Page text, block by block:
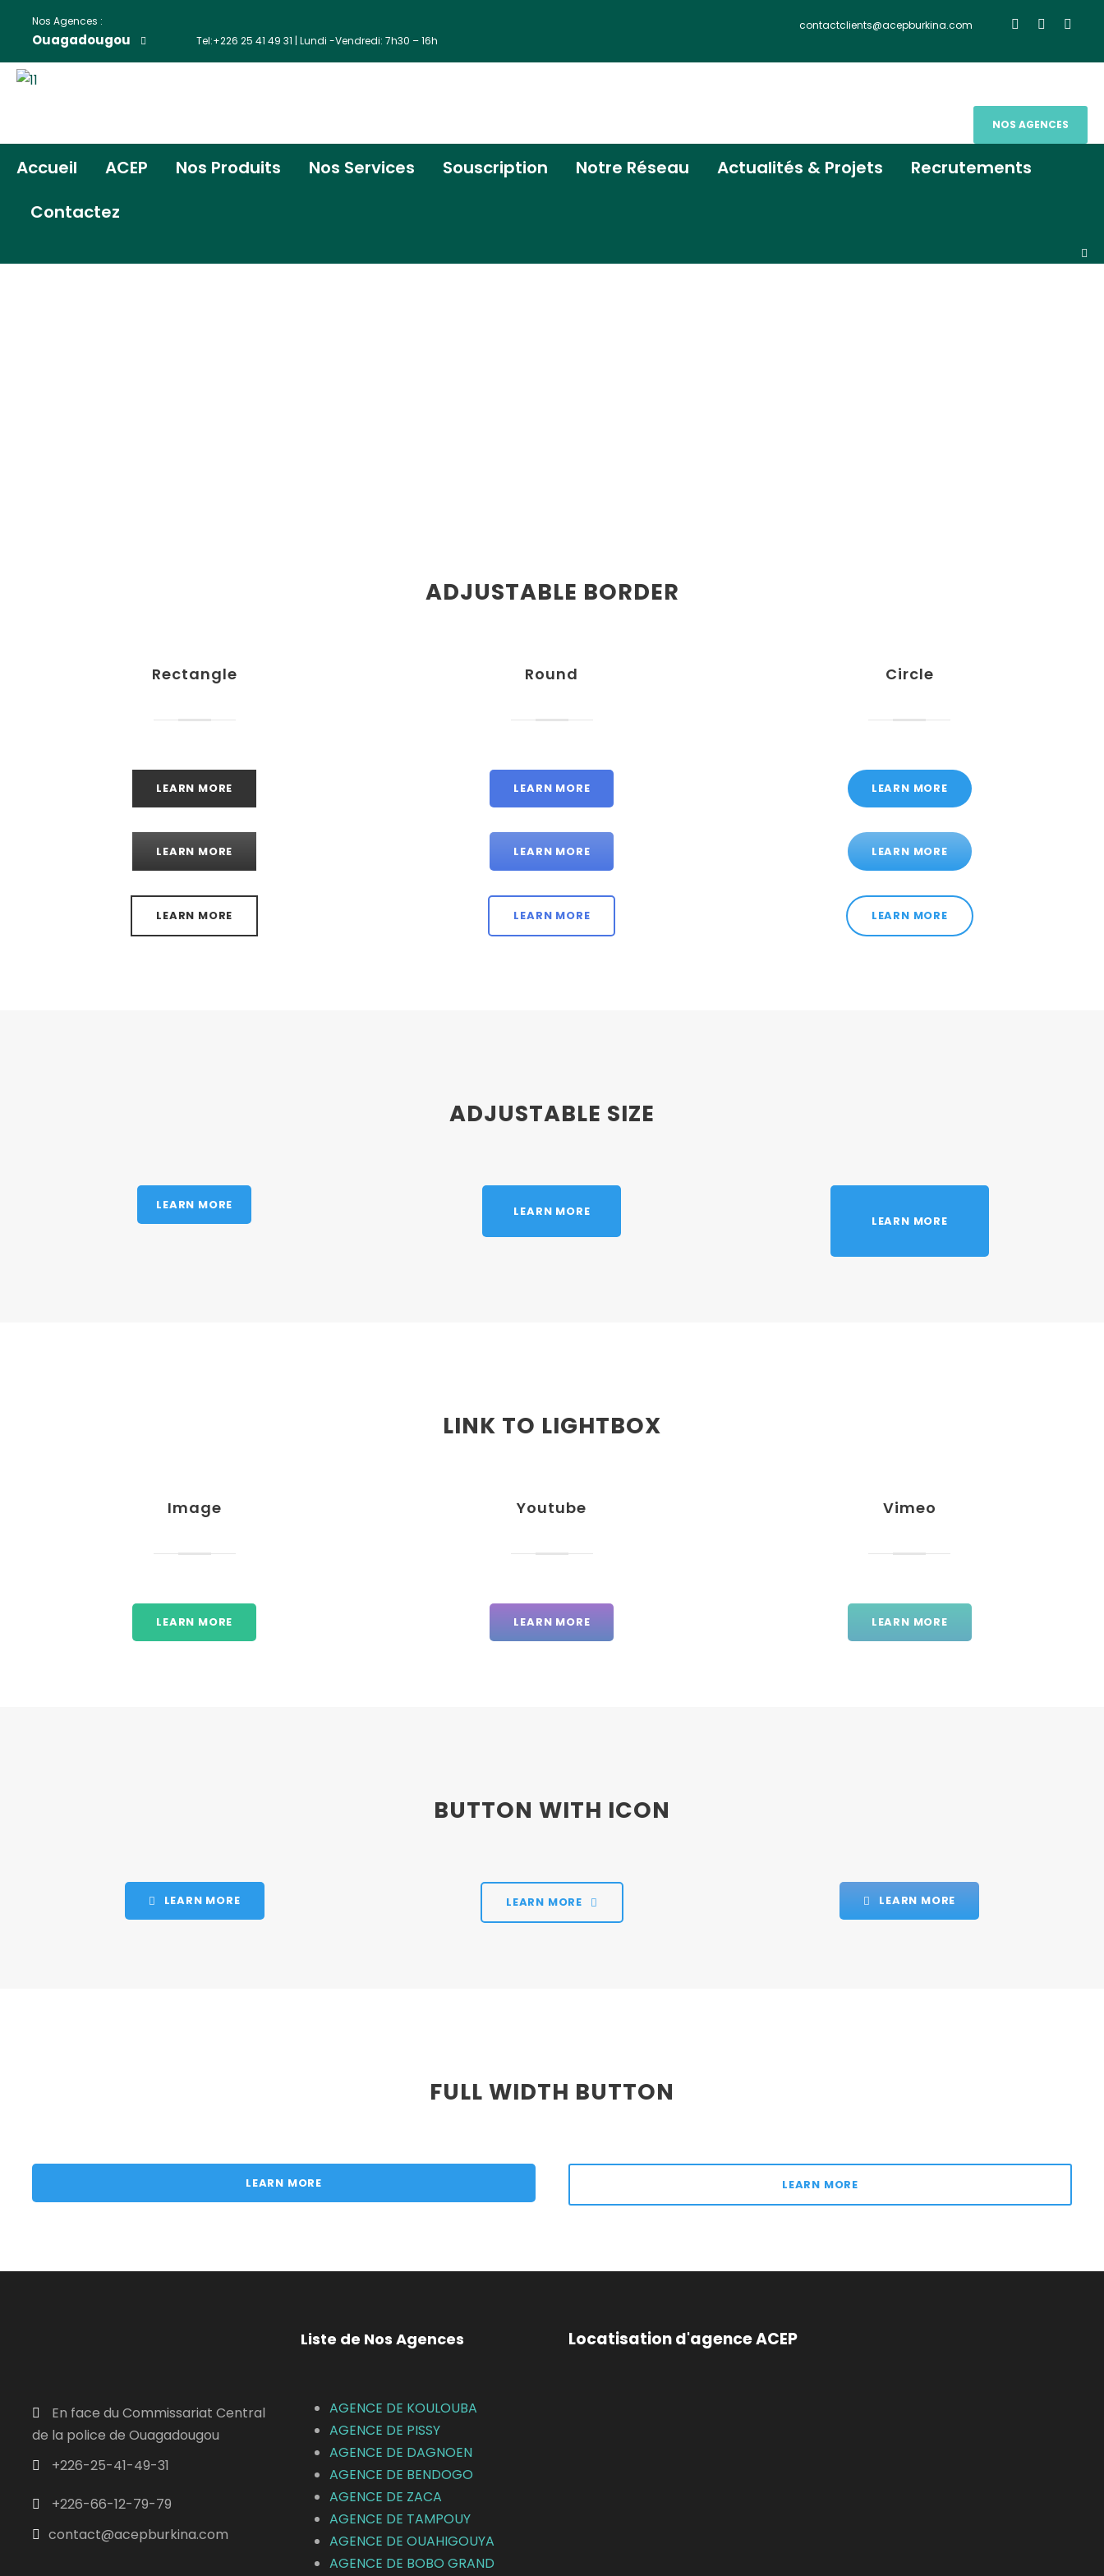
Nos Agences :
Ouagadougou Tel:+226 25 41 49 31 | Lundi -Vendredi: 7h30 – 16h
contactclients@acepburkina.com
NOS AGENCES
Accueil ACEP Nos Produits Nos Services Souscription Notre Réseau Actualités & Projets
Recrutements
Contactez
ADJUSTABLE BORDER
Rectangle
LEARN MORE
LEARN MORE
LEARN MORE
Round
LEARN MORE
LEARN MORE
LEARN MORE
Circle
LEARN MORE
LEARN MORE
LEARN MORE
ADJUSTABLE SIZE
LEARN MORE LEARN MORE
LEARN MORE
LINK TO LIGHTBOX
Image
LEARN MORE
Youtube
LEARN MORE
Vimeo
LEARN MORE
BUTTON WITH ICON
LEARN MORE LEARN MORE LEARN MORE
FULL WIDTH BUTTON
LEARN MORE LEARN MORE
En face du Commissariat Central
de la police de Ouagadougou
+226-25-41-49-31
+226-66-12-79-79
contact@acepburkina.com
Liste de Nos Agences
AGENCE DE KOULOUBA
AGENCE DE PISSY
AGENCE DE DAGNOEN
AGENCE DE BENDOGO
AGENCE DE ZACA
AGENCE DE TAMPOUY
AGENCE DE OUAHIGOUYA
AGENCE DE BOBO GRAND
Locatisation d'agence ACEP